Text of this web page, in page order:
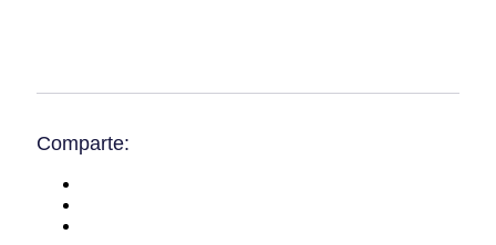
Comparte: